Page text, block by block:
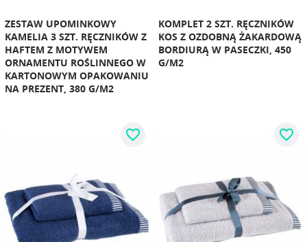
ZESTAW UPOMINKOWY
KAMELIA 3 SZT. RĘCZNIKÓW Z
HAFTEM Z MOTYWEM
ORNAMENTU ROŚLINNEGO W
KARTONOWYM OPAKOWANIU
NA PREZENT, 380 G/M2
KOMPLET 2 SZT. RĘCZNIKÓW
KOS Z OZDOBNĄ ŻAKARDOWĄ
BORDIURĄ W PASECZKI, 450
G/M2
favorite_border favorite_border